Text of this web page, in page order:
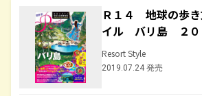
Ｒ１４ 地球の歩
イル バリ島 ２０
Resort Style
2019.07.24 発売